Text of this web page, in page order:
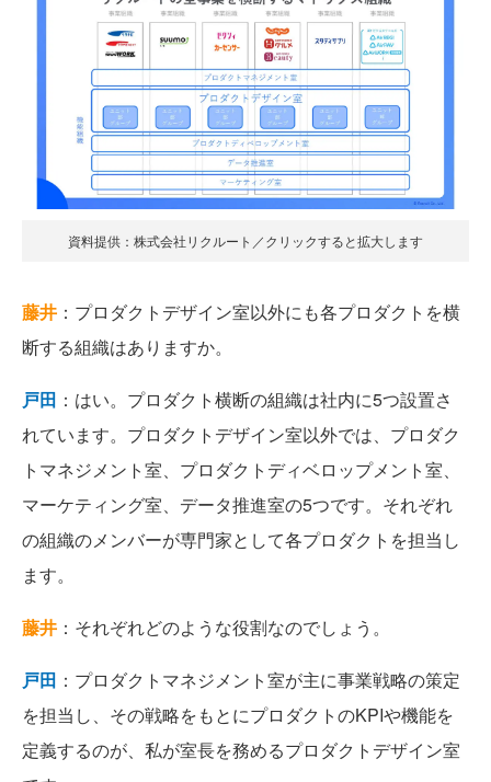
資料提供：株式会社リクルート／クリックすると拡大します
藤井 ：プロダクトデザイン室以外にも各プロダクトを横
断する組織はありますか。
戸田 ：はい。プロダクト横断の組織は社内に5つ設置さ
れています。プロダクトデザイン室以外では、プロダク
トマネジメント室、プロダクトディベロップメント室、
マーケティング室、データ推進室の5つです。それぞれ
の組織のメンバーが専門家として各プロダクトを担当し
ます。
藤井 ：それぞれどのような役割なのでしょう。
戸田 ：プロダクトマネジメント室が主に事業戦略の策定
を担当し、その戦略をもとにプロダクトのKPIや機能を
定義するのが、私が室長を務めるプロダクトデザイン室